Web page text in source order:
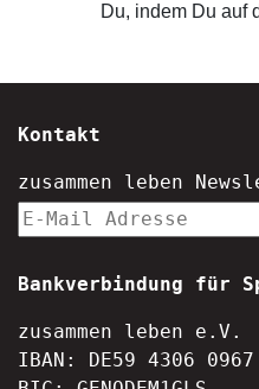
Du, indem Du auf
Kontakt
zusammen leben
Bankverbindung für
zusammen leben e.V.
IBAN: DE59 4306